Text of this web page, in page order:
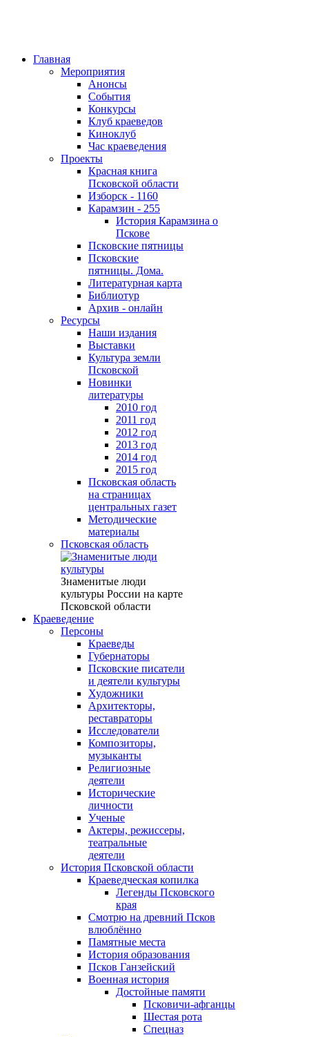
Главная
Мероприятия
Анонсы
События
Конкурсы
Клуб краеведов
Киноклуб
Час краеведения
Проекты
Красная книга
Псковской области
Изборск - 1160
Карамзин - 255
История Карамзина о
Пскове
Псковские пятницы
Псковские
пятницы. Дома.
Литературная карта
Библиотур
Архив - онлайн
Ресурсы
Наши издания
Выставки
Культура земли
Псковской
Новинки
литературы
2010 год
2011 год
2012 год
2013 год
2014 год
2015 год
Псковская область
на страницах
центральных газет
Методические
материалы
Псковская область
Знаменитые люди
культуры России на карте
Псковской области
Краеведение
Персоны
Краеведы
Губернаторы
Псковские писатели
и деятели культуры
Художники
Архитекторы,
реставраторы
Исследователи
Композиторы,
музыканты
Религиозные
деятели
Исторические
личности
Ученые
Актеры, режиссеры,
театральные
деятели
История Псковской области
Краеведческая копилка
Легенды Псковского
края
Смотрю на древний Псков
влюблённо
Памятные места
История образования
Псков Ганзейский
Военная история
Достойные памяти
Псковичи-афганцы
Шестая рота
Спецназ